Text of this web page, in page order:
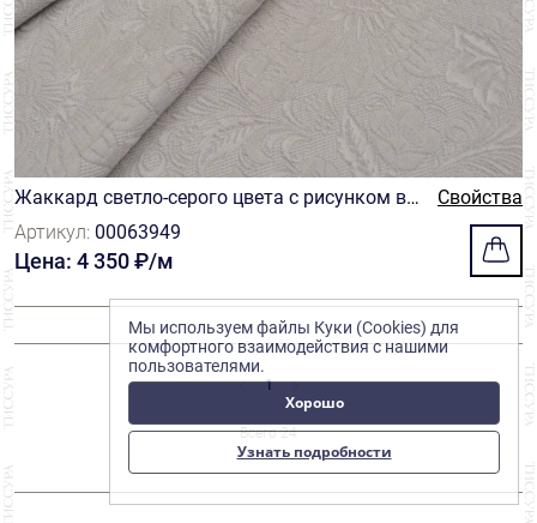
Жаккард светло-серого цвета с рисунком в
тон
Свойства
Артикул: 00063949
Цена: 4 350 ₽/м
1
Всего 24
Мы используем файлы Куки (Cookies) для
комфортного взаимодействия с нашими
пользователями.
Хорошо
Узнать подробности